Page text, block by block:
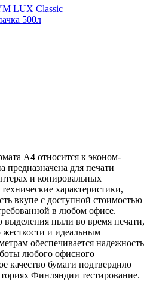
LUX Classic
500л
А4 относится к эконом-
предназначена для печати
и копировальных
характеристики,
вкупе с доступной стоимостью
в любом офисе.
выделения пыли во время печати,
и идеальным
обеспечивается надежность
любого офисного
качество бумаги подтвердило
Финляндии тестирование.